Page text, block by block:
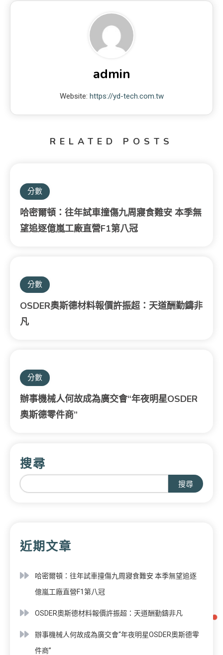
admin
Website: https://yd-tech.com.tw
RELATED POSTS
分數
哈密爾頓：往年試車撞傷九周寢食難安 本季無
望追逐億嵐工廠直營F1第八冠
分數
OSDER奧斯德材料報價許振超：天道酬勤鑄非
凡
分數
辦事機械人何故成為廣交會“年夜明星OSDER
奧斯德零件商”
搜尋
搜尋
近期文章
哈密爾頓：往年試車撞傷九周寢食難安 本季無望追逐
億嵐工廠直營F1第八冠
OSDER奧斯德材料報價許振超：天道酬勤鑄非凡
辦事機械人何故成為廣交會“年夜明星OSDER奧斯德零
件商”